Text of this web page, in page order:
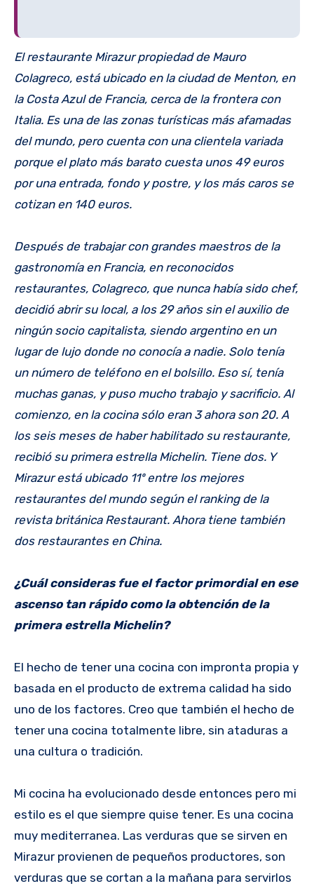
El restaurante Mirazur propiedad de Mauro
Colagreco, está ubicado en la ciudad de Menton, en
la Costa Azul de Francia, cerca de la frontera con
Italia. Es una de las zonas turísticas más afamadas
del mundo, pero cuenta con una clientela variada
porque el plato más barato cuesta unos 49 euros
por una entrada, fondo y postre, y los más caros se
cotizan en 140 euros.
Después de trabajar con grandes maestros de la
gastronomía en Francia, en reconocidos
restaurantes, Colagreco, que nunca había sido chef,
decidió abrir su local, a los 29 años sin el auxilio de
ningún socio capitalista, siendo argentino en un
lugar de lujo donde no conocía a nadie. Solo tenía
un número de teléfono en el bolsillo. Eso sí, tenía
muchas ganas, y puso mucho trabajo y sacrificio. Al
comienzo, en la cocina sólo eran 3 ahora son 20. A
los seis meses de haber habilitado su restaurante,
recibió su primera estrella Michelin. Tiene dos. Y
Mirazur está ubicado 11º entre los mejores
restaurantes del mundo según el ranking de la
revista británica Restaurant. Ahora tiene también
dos restaurantes en China.
¿Cuál consideras fue el factor primordial en ese
ascenso tan rápido como la obtención de la
primera estrella Michelin?
El hecho de tener una cocina con impronta propia y
basada en el producto de extrema calidad ha sido
uno de los factores. Creo que también el hecho de
tener una cocina totalmente libre, sin ataduras a
una cultura o tradición.
Mi cocina ha evolucionado desde entonces pero mi
estilo es el que siempre quise tener. Es una cocina
muy mediterranea. Las verduras que se sirven en
Mirazur provienen de pequeños productores, son
verduras que se cortan a la mañana para servirlos